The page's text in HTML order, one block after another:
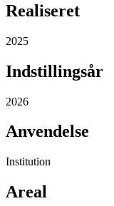
Realiseret
2025
Indstillingsår
2026
Anvendelse
Institution
Areal